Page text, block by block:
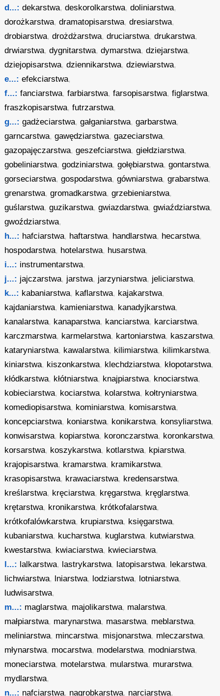
d...: dekarstwa,deskorolkarstwa,doliniarstwa,
dorożkarstwa,dramatopisarstwa,dresiarstwa,
drobiarstwa,drożdżarstwa,druciarstwa,drukarstwa,
drwiarstwa,dygnitarstwa,dymarstwa,dziejarstwa,
dziejopisarstwa,dziennikarstwa,dziewiarstwa,
e...: efekciarstwa,
f...: fanciarstwa,farbiarstwa,farsopisarstwa,figlarstwa,
fraszkopisarstwa,futrzarstwa,
g...: gadżeciarstwa,gałganiarstwa,garbarstwa,
garncarstwa,gawędziarstwa,gazeciarstwa,
gazopajęczarstwa,geszefciarstwa,giełdziarstwa,
gobeliniarstwa,godziniarstwa,gołębiarstwa,gontarstwa,
gorseciarstwa,gospodarstwa,gówniarstwa,grabarstwa,
grenarstwa,gromadkarstwa,grzebieniarstwa,
guślarstwa,guzikarstwa,gwiazdarstwa,gwiaździarstwa,
gwoździarstwa,
h...: hafciarstwa, haftarstwa, handlarstwa, hecarstwa,
hospodarstwa, hotelarstwa, husarstwa,
i...: instrumentarstwa,
j...: jajczarstwa, jarstwa, jarzyniarstwa, jeliciarstwa,
k...: kabaniarstwa, kaflarstwa, kajakarstwa,
kajdaniarstwa, kamieniarstwa, kanadyjkarstwa,
kanalarstwa, kanaparstwa, kanciarstwa, karciarstwa,
karczmarstwa, karmelarstwa, kartoniarstwa, kaszarstwa,
kataryniarstwa, kawalarstwa, kilimiarstwa, kilimkarstwa,
kiniarstwa, kiszonkarstwa, klechdziarstwa, kłopotarstwa,
kłódkarstwa, kłótniarstwa, knajpiarstwa, knociarstwa,
kobieciarstwa, kociarstwa, kolarstwa, kołtryniarstwa,
komediopisarstwa, kominiarstwa, komisarstwa,
koncepciarstwa, koniarstwa, konikarstwa, konsyliarstwa,
konwisarstwa, kopiarstwa, koronczarstwa, koronkarstwa,
korsarstwa, koszykarstwa, kotlarstwa, kpiarstwa,
krajopisarstwa, kramarstwa, kramikarstwa,
krasopisarstwa, krawaciarstwa, kredensarstwa,
kreślarstwa, kręciarstwa, kręgarstwa, kręglarstwa,
krętarstwa, kronikarstwa, krótkofalarstwa,
krótkofalówkarstwa, krupiarstwa, księgarstwa,
kubaniarstwa, kucharstwa, kuglarstwa, kutwiarstwa,
kwestarstwa, kwiaciarstwa, kwieciarstwa,
l...: lalkarstwa, lastrykarstwa, latopisarstwa, lekarstwa,
lichwiarstwa, lniarstwa, lodziarstwa, lotniarstwa,
ludwisarstwa,
m...: maglarstwa, majolikarstwa, malarstwa,
małpiarstwa, marynarstwa, masarstwa, meblarstwa,
meliniarstwa, mincarstwa, misjonarstwa, mleczarstwa,
młynarstwa, mocarstwa, modelarstwa, modniarstwa,
moneciarstwa, motelarstwa, mularstwa, murarstwa,
mydlarstwa,
n...: nafciarstwa, nagrobkarstwa, narciarstwa,